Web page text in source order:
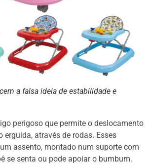
a falsa ideia de estabilidade e
perigoso que permite o deslocamento
erguida, através de rodas. Esses
assento, montado num suporte com
se senta ou pode apoiar o bumbum.